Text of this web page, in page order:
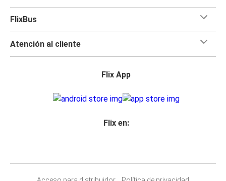
FlixBus
Atención al cliente
Flix App
Flix en: